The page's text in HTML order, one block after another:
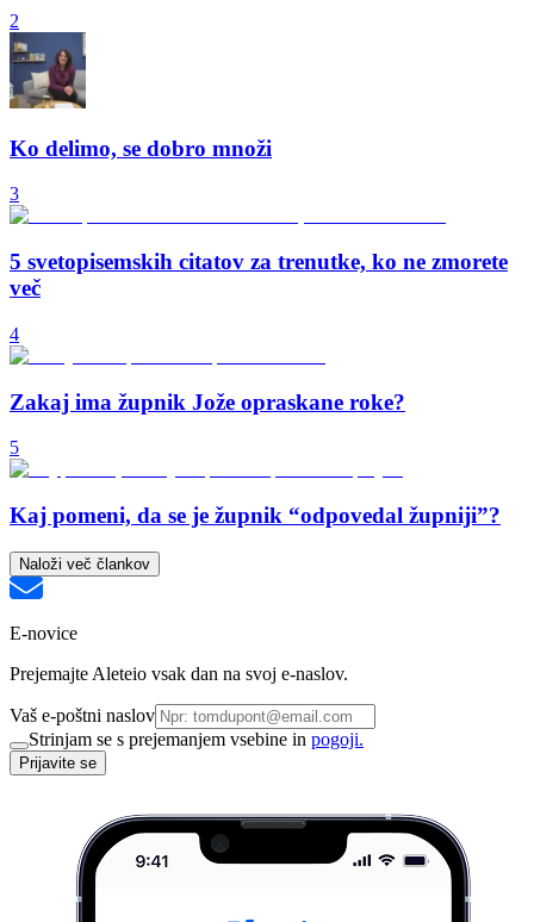
2
Ko delimo, se dobro množi
3
5 svetopisemskih citatov za trenutke, ko ne zmorete
več
4
Zakaj ima župnik Jože opraskane roke?
5
Kaj pomeni, da se je župnik “odpovedal župniji”?
Naloži več člankov
E-novice
Prejemajte Aleteio vsak dan na svoj e-naslov.
Vaš e-poštni naslov
Strinjam se s prejemanjem vsebine in pogoji.
Prijavite se